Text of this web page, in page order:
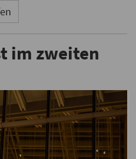
im zweiten